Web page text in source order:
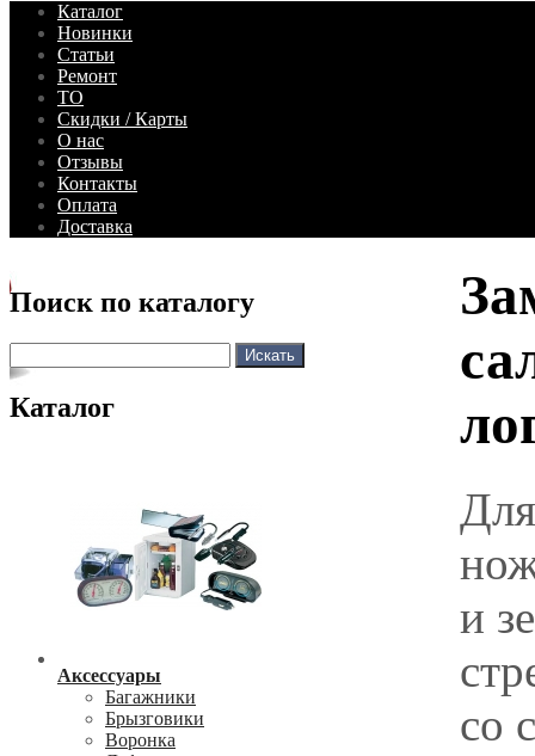
Каталог
Новинки
Статьи
Ремонт
ТО
Скидки / Карты
О нас
Отзывы
Контакты
Оплата
Доставка
Поиск по каталогу
Каталог
Аксессуары
Багажники
Брызговики
Воронка
и
со